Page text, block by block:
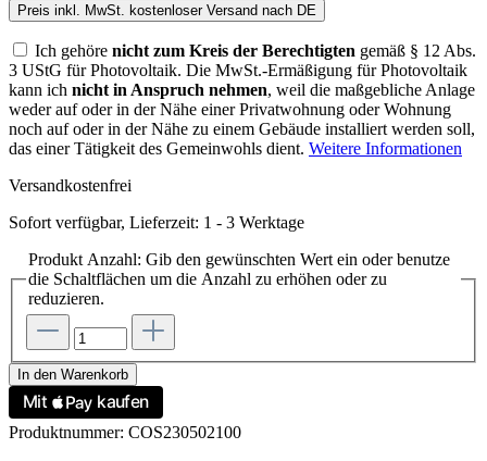
Preis inkl. MwSt. kostenloser Versand nach DE
Ich gehöre nicht zum Kreis der Berechtigten gemäß § 12 Abs.
3 UStG für Photovoltaik. Die MwSt.-Ermäßigung für Photovoltaik
kann ich nicht in Anspruch nehmen, weil die maßgebliche Anlage
weder auf oder in der Nähe einer Privatwohnung oder Wohnung
noch auf oder in der Nähe zu einem Gebäude installiert werden soll,
das einer Tätigkeit des Gemeinwohls dient. Weitere Informationen
Versandkostenfrei
Sofort verfügbar, Lieferzeit: 1 - 3 Werktage
Produkt Anzahl: Gib den gewünschten Wert ein oder benutze
die Schaltflächen um die Anzahl zu erhöhen oder zu
reduzieren.
In den Warenkorb
Produktnummer: COS230502100